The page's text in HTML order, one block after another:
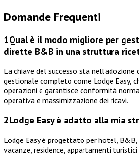
Domande Frequenti
1Qual è il modo migliore per
dirette B&B in una struttura
La chiave del successo sta nell'adozione
gestionale completo come Lodge Easy,
operazioni e garantisce conformità
operativa e massimizzazione dei ricavi.
2Lodge Easy è adatto alla mia
Lodge Easy è progettato per hotel, B&B,
vacanze, residence, appartamenti